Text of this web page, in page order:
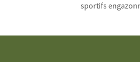
sportifs